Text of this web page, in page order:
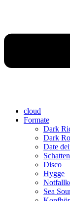
cloud
Formate
Dark
Dark
Date
Disco
Hygge
Sea